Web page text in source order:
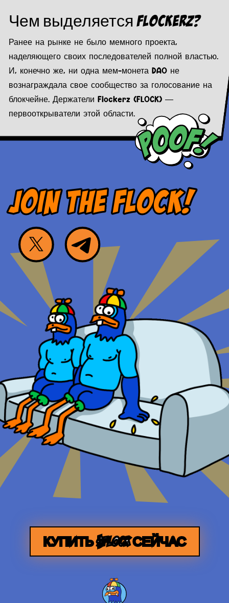
JOIN THE FLOCK!
КУПИТЬ $FLOCK СЕЙЧАС
Чем выделяется Flockerz?
Ранее на рынке не было мемного проекта,
наделяющего своих последователей полной властью.
И, конечно же, ни одна мем-монета DAO не
вознаграждала свое сообщество за голосование на
блокчейне. Держатели Flockerz (FLOCK) —
первооткрыватели этой области.